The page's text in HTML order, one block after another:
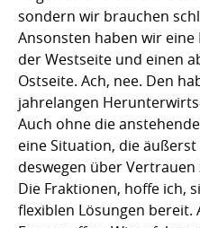
sondern wir brauchen
Ansonsten haben wir
der Westseite und einen
Ostseite. Ach, nee. Den
jahrelangen
Auch ohne die
eine Situation, die
deswegen über
Die Fraktionen, hoffe ich,
flexiblen Lösungen bereit.